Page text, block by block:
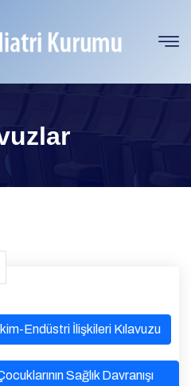
Endüstri İlişkileri Kılavuzu
Sağlık Davranışı